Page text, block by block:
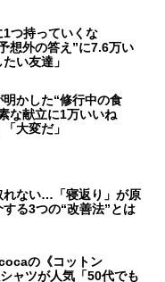
1つ持っていくな
想外の答え”に7.6万い
い友達」
明かした“修行中の食
献立に1万いいね
大変だ」
れない…「寝返り」が原
る3つの“改善法”とは
の《コットン
ャツが人気「50代でも